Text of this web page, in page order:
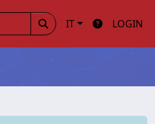
IT LOGIN